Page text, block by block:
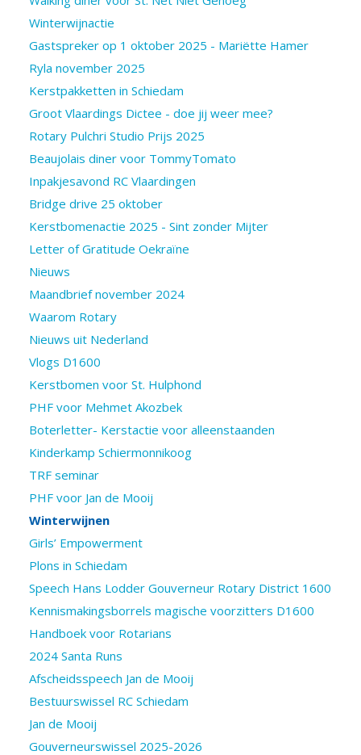
Winterwijnactie
Gastspreker op 1 oktober 2025 - Mariëtte Hamer
Ryla november 2025
Kerstpakketten in Schiedam
Groot Vlaardings Dictee - doe jij weer mee?
Rotary Pulchri Studio Prijs 2025
Beaujolais diner voor TommyTomato
Inpakjesavond RC Vlaardingen
Bridge drive 25 oktober
Kerstbomenactie 2025 - Sint zonder Mijter
Letter of Gratitude Oekraïne
Nieuws
Maandbrief november 2024
Waarom Rotary
Nieuws uit Nederland
Vlogs D1600
Kerstbomen voor St. Hulphond
PHF voor Mehmet Akozbek
Boterletter- Kerstactie voor alleenstaanden
Kinderkamp Schiermonnikoog
TRF seminar
PHF voor Jan de Mooij
Winterwijnen
Girls’ Empowerment
Plons in Schiedam
Speech Hans Lodder Gouverneur Rotary District 1600
Kennismakingsborrels magische voorzitters D1600
Handboek voor Rotarians
2024 Santa Runs
Afscheidsspeech Jan de Mooij
Bestuurswissel RC Schiedam
Jan de Mooij
Gouverneurswissel 2025-2026